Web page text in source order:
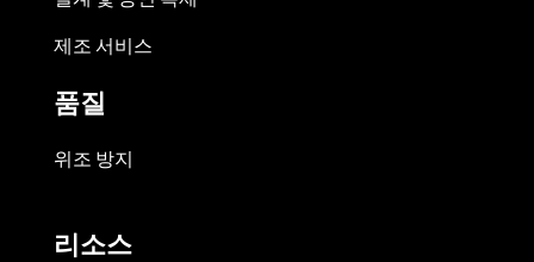
제조 서비스
품질
위조 방지
리소스